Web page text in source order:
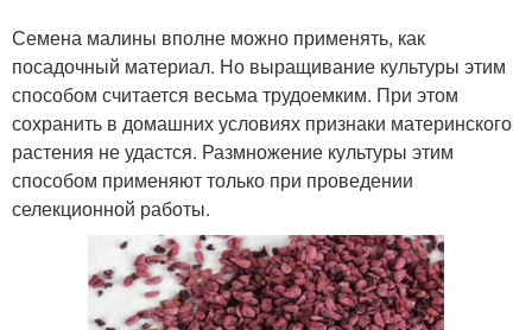
Семена малины вполне можно применять, как
посадочный материал. Но выращивание культуры этим
способом считается весьма трудоемким. При этом
сохранить в домашних условиях признаки материнского
растения не удастся. Размножение культуры этим
способом применяют только при проведении
селекционной работы.